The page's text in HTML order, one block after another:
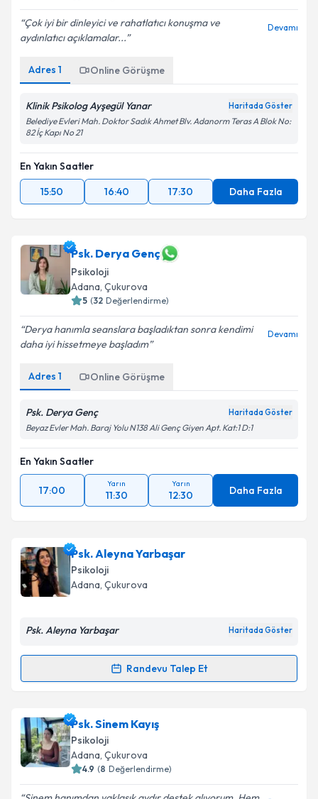
Çok iyi bir dinleyici ve rahatlatıcı konuşma ve
aydınlatıcı açıklamalar...
Devamı
Adres 1 Online Görüşme
Klinik Psikolog Ayşegül Yanar Haritada Göster
Belediye Evleri Mah. Doktor Sadık Ahmet Blv. Adanorm Teras A Blok No:
82 İç Kapı No 21
En Yakın Saatler
15:50
16:40 17:30 Daha Fazla
Psk. Derya Genç
Psikoloji
Adana, Çukurova
5 (32 Değerlendirme)
Derya hanımla seanslara başladıktan sonra kendimi
daha iyi hissetmeye başladım
Devamı
Adres 1 Online Görüşme
Psk. Derya Genç Haritada Göster
Beyaz Evler Mah. Baraj Yolu N138 Ali Genç Giyen Apt. Kat:1 D:1
En Yakın Saatler
17:00
Yarın
11:30
Yarın
12:30 Daha Fazla
Psk. Aleyna Yarbaşar
Psikoloji
Adana, Çukurova
Psk. Aleyna Yarbaşar Haritada Göster
Randevu Talep Et
Randevu Takvimi Talebi
Psk. Aleyna Yarbaşariçin randevu takvimi talebi
oluşturun. Size bu uzmandan randevu almanız için bir
takvim hazırlandığında e-posta ile bilgilendireceğiz.
Psk. Sinem Kayış
Psikoloji
Adana, Çukurova
4.9 (8 Değerlendirme)